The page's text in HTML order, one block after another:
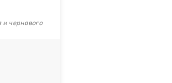
чернового